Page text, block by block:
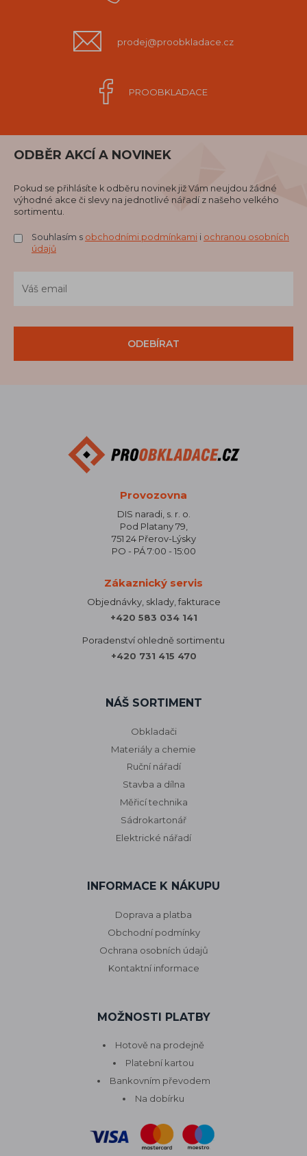
prodej@proobkladace.cz
PROOBKLADACE
ODBĚR AKCÍ A NOVINEK
Pokud se přihlásíte k odběru novinek již Vám neujdou žádné
výhodné akce či slevy na jednotlivé nářadí z našeho velkého
sortimentu.
Souhlasím s obchodními podmínkami i ochranou osobních
údajů
ODEBÍRAT
Provozovna
DIS naradi, s. r. o.
Pod Platany 79,
751 24 Přerov-Lýsky
PO - PÁ 7:00 - 15:00
Zákaznický servis
Objednávky, sklady, fakturace
+420 583 034 141
Poradenství ohledně sortimentu
+420 731 415 470
NÁŠ SORTIMENT
Obkladači
Materiály a chemie
Ruční nářadí
Stavba a dílna
Měřicí technika
Sádrokartonář
Elektrické nářadí
INFORMACE K NÁKUPU
Doprava a platba
Obchodní podmínky
Ochrana osobních údajů
Kontaktní informace
MOŽNOSTI PLATBY
Hotově na prodejně
Platební kartou
Bankovním převodem
Na dobírku